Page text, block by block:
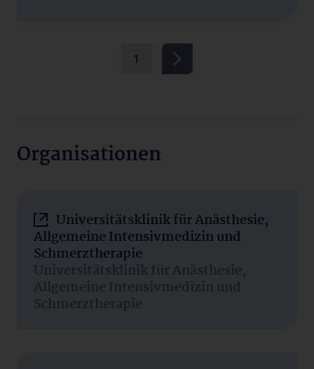
1
Organisationen
Universitätsklinik für Anästhesie,
Allgemeine Intensivmedizin und
Schmerztherapie
Universitätsklinik für Anästhesie,
Allgemeine Intensivmedizin und
Schmerztherapie